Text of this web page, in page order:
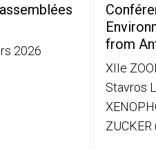
2026
from
XIIe
Stavros